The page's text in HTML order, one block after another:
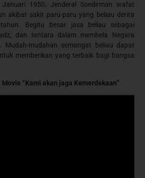
1950, Jenderal Soedirman wafat
akibat sakit paru-paru yang beliau derita
Begitu besar jasa beliau sebagai
dan tentara dalam membela Negara
Mudah-mudahan semangat beliau dapat
memberikan yang terbaik bagi bangsa
“Kami akan jaga Kemerdekaan”